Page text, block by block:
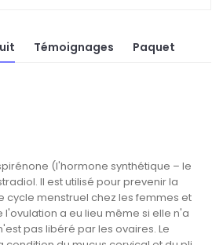
Témoignages Paquet
(l'hormone synthétique – le
Il est utilisé pour prevenir la
cycle menstruel chez les femmes et
a eu lieu même si elle n'a
pas libéré par les ovaires. Le